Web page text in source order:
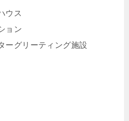
ウス
ョン
ーグリーティング施設